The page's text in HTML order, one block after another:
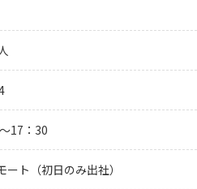
17：30
ート（初日のみ出社）